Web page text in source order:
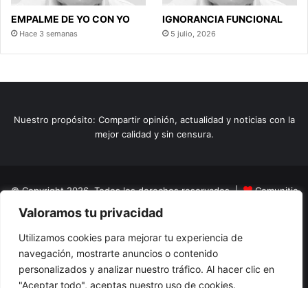
Valoramos tu privacidad
Utilizamos cookies para mejorar tu experiencia de
navegación, mostrarte anuncios o contenido
personalizados y analizar nuestro tráfico. Al hacer clic en
"Aceptar todo", aceptas nuestro uso de cookies.
EMPALME DE YO CON YO
Hace 3 semanas
IGNORANCIA FUNCIONAL
5 julio, 2026
Nuestro propósito: Compartir opinión, actualidad y noticias con la
mejor calidad y sin censura.
© Copyright 2026, Todos los derechos reservados |
Comunitic
SAS BICNit 901228106
Home
Actualidad Variedades Opinion Turismo
El Tinteadero
Caricaturas Reportajes